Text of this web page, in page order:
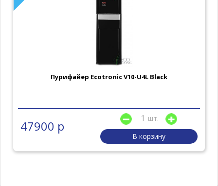
Пурифайер Ecotronic V10-U4L Black
47900 р
шт.
В корзину